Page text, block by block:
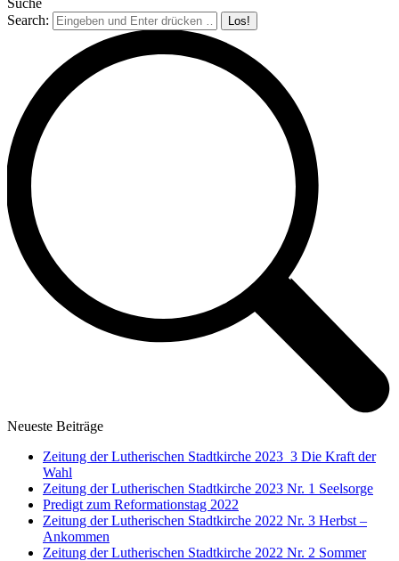
Search:
Neueste Beiträge
Zeitung der Lutherischen Stadtkirche 2023_3 Die Kraft der
Wahl
Zeitung der Lutherischen Stadtkirche 2023 Nr. 1 Seelsorge
Predigt zum Reformationstag 2022
Zeitung der Lutherischen Stadtkirche 2022 Nr. 3 Herbst –
Ankommen
Zeitung der Lutherischen Stadtkirche 2022 Nr. 2 Sommer